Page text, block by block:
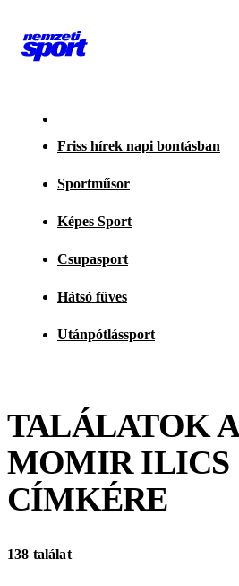
Friss hírek napi bontásban
Sportműsor
Képes Sport
Csupasport
Hátsó füves
Utánpótlássport
TALÁLATOK
MOMIR ILICS
CÍMKÉRE
138 találat